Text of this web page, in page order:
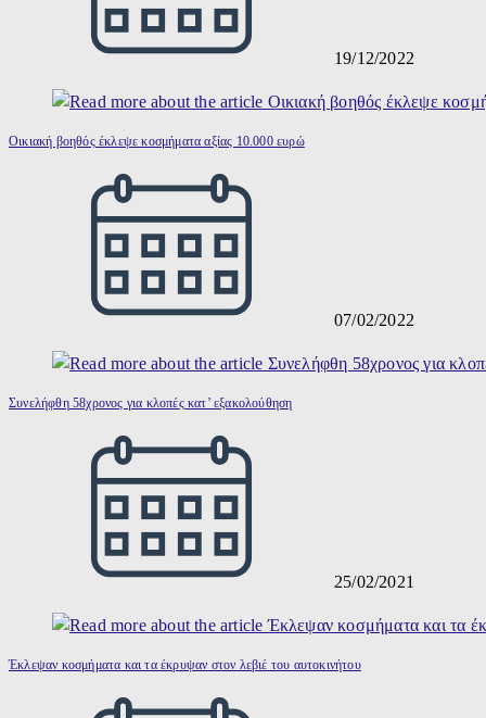
19/12/2022
Οικιακή βοηθός έκλεψε κοσμήματα αξίας 10.000 ευρώ
07/02/2022
Συνελήφθη 58χρονος για κλοπές κατ’ εξακολούθηση
25/02/2021
Έκλεψαν κοσμήματα και τα έκρυψαν στον λεβιέ του αυτοκινήτου